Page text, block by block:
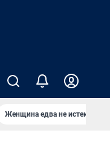
Женщина едва не истекла